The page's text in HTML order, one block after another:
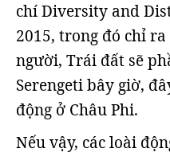
chí Diversity and
2015, trong đó chỉ
người, Trái đất sẽ
Serengeti bây giờ,
động ở Châu Phi.
Nếu vậy, các loài